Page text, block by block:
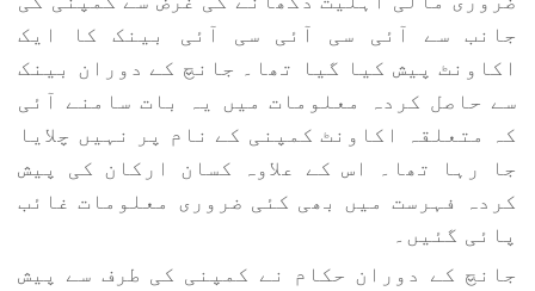
جانب سے آئی سی آئی سی آئی بینک کا ایک
اکاونٹ پیش کیا گیا تھا۔ جانچ کے دوران بینک
سے حاصل کردہ معلومات میں یہ بات سامنے آئی
کہ متعلقہ اکاونٹ کمپنی کے نام پر نہیں چلایا
جا رہا تھا۔ اس کے علاوہ کسان ارکان کی پیش
کردہ فہرست میں بھی کئی ضروری معلومات غائب
پائی گئیں۔
جانچ کے دوران حکام نے کمپنی کی طرف سے پیش